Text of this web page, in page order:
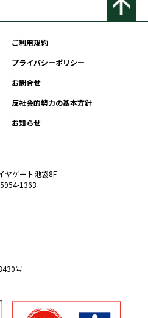
ご利用規約
プライバシーポリシー
お問合せ
反社会的勢力の基本方針
お知らせ
ヤゲート池袋8F
1363
号